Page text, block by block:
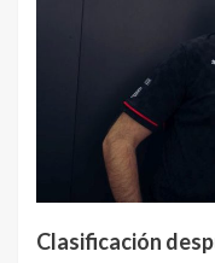
Clasificación